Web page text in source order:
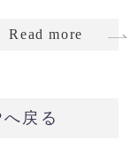
Read more
戻る